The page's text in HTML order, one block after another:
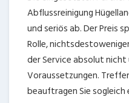
Abflussreinigung
und seriös ab. Der Preis
Rolle,
der Service absolut
Voraussetzungen.
beauftragen Sie sogleich